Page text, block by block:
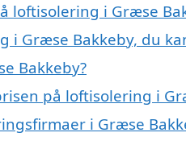
loftisolering i Græse
i Græse Bakkeby, du
Bakkeby?
på loftisolering i
i Græse